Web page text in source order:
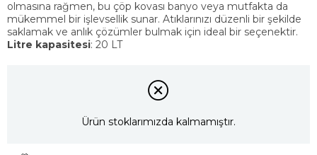
olmasına rağmen, bu çöp kovası banyo veya mutfakta da
mükemmel bir işlevsellik sunar. Atıklarınızı düzenli bir şekilde
saklamak ve anlık çözümler bulmak için ideal bir seçenektir.
Litre kapasitesi: 20 LT
Ürün stoklarımızda kalmamıştır.